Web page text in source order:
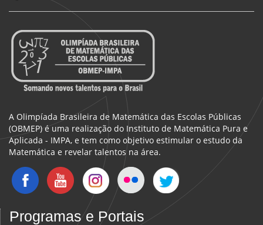
A Olimpíada Brasileira de Matemática das Escolas Públicas
(OBMEP) é uma realização do Instituto de Matemática Pura e
Aplicada - IMPA, e tem como objetivo estimular o estudo da
Matemática e revelar talentos na área.
Programas e Portais